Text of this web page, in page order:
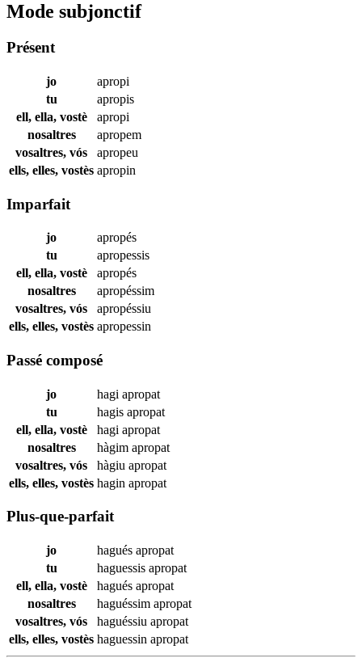
Mode subjonctif
Présent
jo
apropi
tu
apropis
ell, ella, vostè
apropi
nosaltres
apropem
vosaltres, vós
apropeu
ells, elles, vostès apropin
Imparfait
jo
apropés
tu
apropessis
ell, ella, vostè
apropés
nosaltres
apropéssim
vosaltres, vós
apropéssiu
ells, elles, vostès apropessin
Passé composé
jo hagi apropat
tu
hagis apropat
ell, ella, vostè
hagi apropat
nosaltres
hàgim apropat
vosaltres, vós
hàgiu apropat
ells, elles, vostès hagin apropat
Plus-que-parfait
jo hagués apropat
tu
haguessis apropat
ell, ella, vostè
hagués apropat
nosaltres
haguéssim apropat
vosaltres, vós
haguéssiu apropat
ells, elles, vostès haguessin apropat